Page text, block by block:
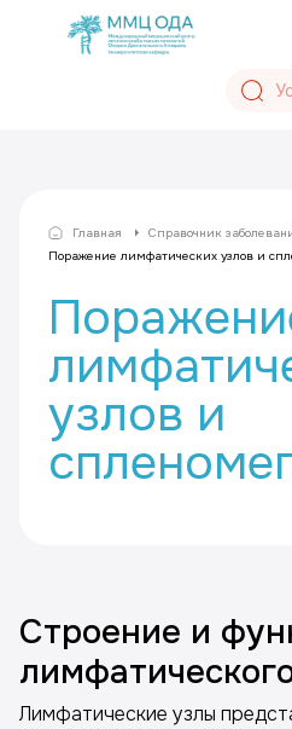
Главная Справочник
Поражение лимфатических узлов и
узлов и
Строение и
Лимфатические узлы